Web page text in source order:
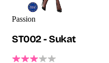
Passion
ST002 - Sukat